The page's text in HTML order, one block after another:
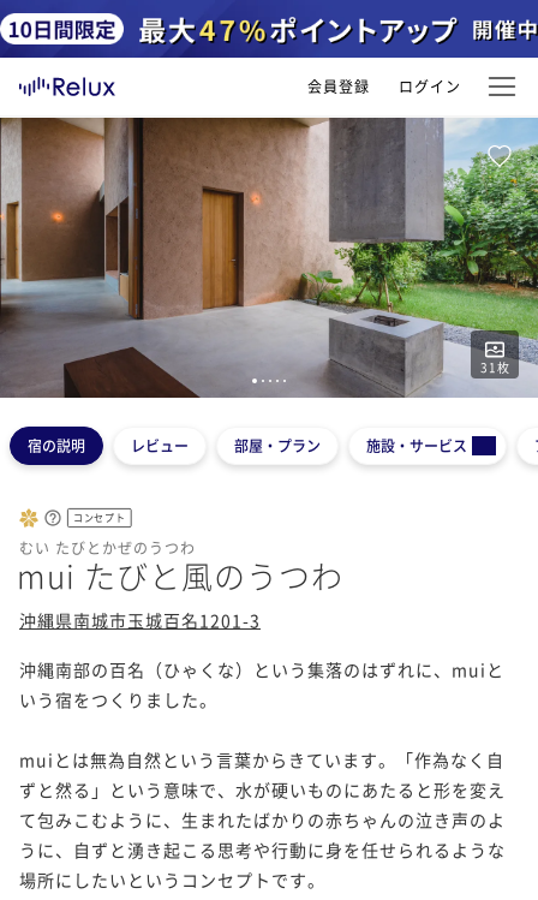
会員登録 ログイン
31 枚
1 2 3 4 5
宿の説明 レビュー 部屋・プラン 施設・サービス
コンセプト
むい たびとかぜのうつわ
mui たびと風のうつわ
沖縄県南城市玉城百名1201-3
沖縄南部の百名（ひゃくな）という集落のはずれに、muiと
いう宿をつくりました。
muiとは無為自然という言葉からきています。「作為なく自
ずと然る」という意味で、水が硬いものにあたると形を変え
て包みこむように、生まれたばかりの赤ちゃんの泣き声のよ
うに、自ずと湧き起こる思考や行動に身を任せられるような
場所にしたいというコンセプトです。